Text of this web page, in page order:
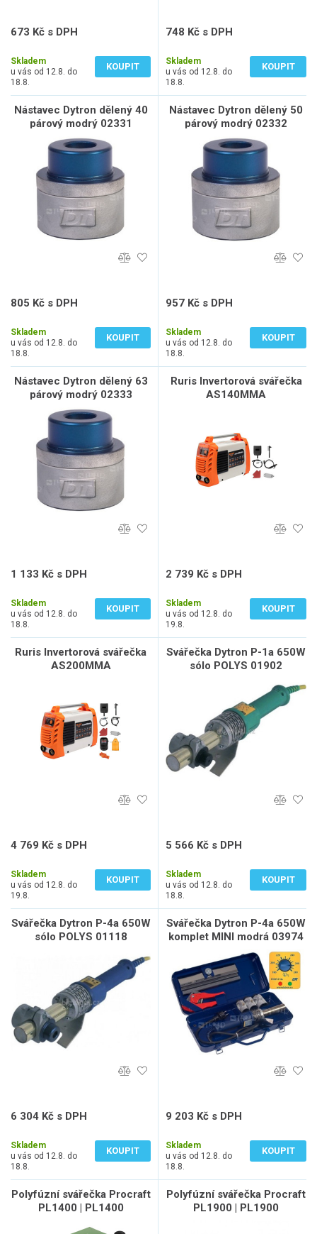
673 Kč s DPH
Skladem
u vás od 12.8. do
18.8.
KOUPIT
748 Kč s DPH
Skladem
u vás od 12.8. do
18.8.
KOUPIT
Nástavec Dytron dělený 40
párový modrý 02331
805 Kč s DPH
Skladem
u vás od 12.8. do
18.8.
KOUPIT
Nástavec Dytron dělený 50
párový modrý 02332
957 Kč s DPH
Skladem
u vás od 12.8. do
18.8.
KOUPIT
Nástavec Dytron dělený 63
párový modrý 02333
1 133 Kč s DPH
Skladem
u vás od 12.8. do
18.8.
KOUPIT
Ruris Invertorová svářečka
AS140MMA
2 739 Kč s DPH
Skladem
u vás od 12.8. do
19.8.
KOUPIT
Ruris Invertorová svářečka
AS200MMA
4 769 Kč s DPH
Skladem
u vás od 12.8. do
19.8.
KOUPIT
Svářečka Dytron P-1a 650W
sólo POLYS 01902
5 566 Kč s DPH
Skladem
u vás od 12.8. do
18.8.
KOUPIT
Svářečka Dytron P-4a 650W
sólo POLYS 01118
6 304 Kč s DPH
Skladem
u vás od 12.8. do
18.8.
KOUPIT
Svářečka Dytron P-4a 650W
komplet MINI modrá 03974
9 203 Kč s DPH
Skladem
u vás od 12.8. do
18.8.
KOUPIT
Polyfúzní svářečka Procraft
PL1400 | PL1400
Polyfúzní svářečka Procraft
PL1900 | PL1900